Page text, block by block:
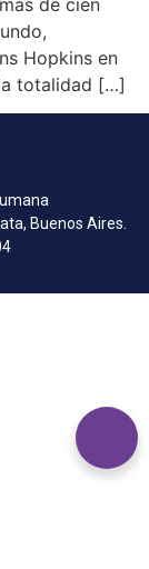
Hopkins en
totalidad […]
Buenos Aires.